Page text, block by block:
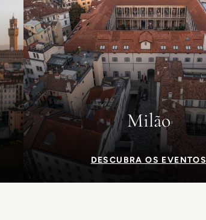
Milão
DESCUBRA OS EVENTOS